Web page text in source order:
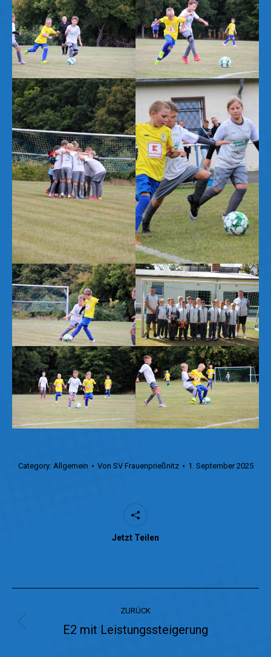
Category: Allgemein Von SV Frauenprießnitz 1. September 2025
Jetzt Teilen
Kommentarnavigation
ZURÜCK
Vorheriger
E2 mit Leistungssteigerung